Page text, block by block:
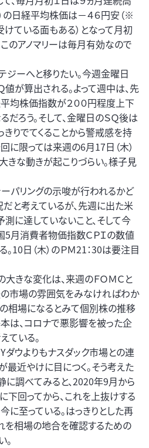
の日経平均株価は－４６円安（※
ている面もある）となって月初
のアノマリーは毎月有効なので
ジーへと移りたい。今週金曜日
値が算出される。よって週中は、先
均株価指数が２００円程度上下
ろう。そして、金曜日のＳＱ後は
りでてくることから警戒感を持
に限っては来週の6月17日（木）
きな動きが起こりづらい。様子見
ーパリングの示唆が行われるかど
と考えているが、先週に出た米
に達していないこと、そして今
月消費者物価指数ＣＰＩの数値
10日（木）のＰＭ21：30は要注目
大きな変化は、来週のＦＯＭＣと
市場の雰囲気をみなければわか
相場になるとみて個別株の推移
は、コロナで悪影響を被った企
ている。
ウよりもナスダック市場との連
最近やけに目につく。そう考えた
に調べてみると、2020年9月から
回ってから、これを上抜けする
に至っている。はっきりとした再
を相場の地合を確認するための